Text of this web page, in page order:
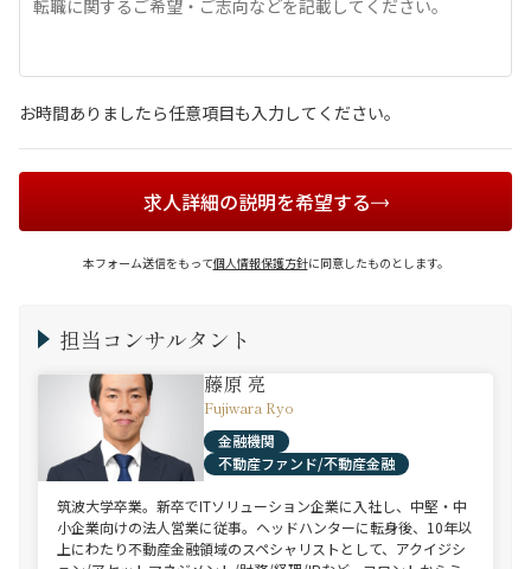
お時間ありましたら任意項目も入力してください。
求人詳細の説明を希望する
本フォーム送信をもって個人情報保護方針に同意したものとします。
担当コンサルタント
藤原 亮
Fujiwara Ryo
金融機関
不動産ファンド/不動産金融
筑波大学卒業。新卒でITソリューション企業に入社し、中堅・中
小企業向けの法人営業に従事。ヘッドハンターに転身後、10年以
上にわたり不動産金融領域のスペシャリストとして、アクイジシ